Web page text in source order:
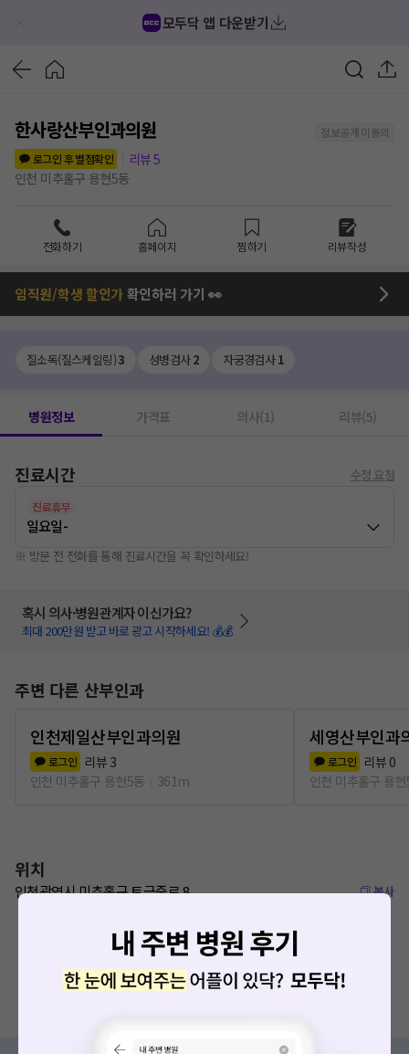
모두닥 앱 다운받기
한사랑산부인과의원
정보공개 미동의
로그인 후 별점확인
리뷰5
인천 미추홀구 용현5동
전화하기 홈페이지 찜하기 리뷰작성
임직원/학생 할인가확인하러 가기 👀
질소독(질스케일링)3 성병검사2 자궁경검사1
병원정보 가격표 의사(1) 리뷰(5)
진료시간 수정 요청
진료휴무
일요일-
※ 방문 전 전화를 통해 진료시간을 꼭 확인하세요!
혹시 의사·병원관계자 이신가요?
최대 200만원 받고 바로 광고 시작하세요! 💰💰
주변 다른 산부인과
인천제일산부인과의원
로그인 리뷰 3
인천 미추홀구 용현5동
361m
세영산부인과
로그인 리뷰 0
인천 미추홀구 용
위치
인천광역시 미추홀구 토금중로 8 복사